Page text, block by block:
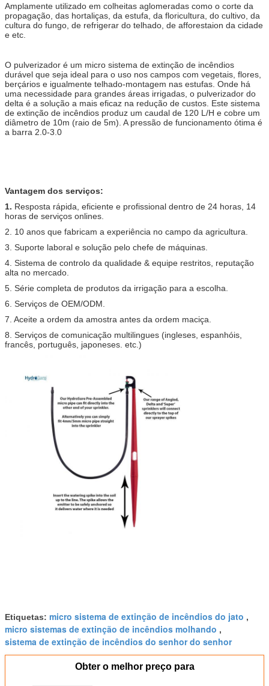
Amplamente utilizado em colheitas aglomeradas como o corte da
propagação, das hortaliças, da estufa, da floricultura, do cultivo, da
cultura do fungo, de refrigerar do telhado, de afforestaion da cidade
e etc.
O pulverizador é um micro sistema de extinção de incêndios
durável que seja ideal para o uso nos campos com vegetais, flores,
berçários e igualmente telhado-montagem nas estufas. Onde há
uma necessidade para grandes áreas irrigadas, o pulverizador do
delta é a solução a mais eficaz na redução de custos. Este sistema
de extinção de incêndios produz um caudal de 120 L/H e cobre um
diâmetro de 10m (raio de 5m). A pressão de funcionamento ótima é
a barra 2.0-3.0
Vantagem dos serviços:
1. Resposta rápida, eficiente e profissional dentro de 24 horas, 14
horas de serviços onlines.
2. 10 anos que fabricam a experiência no campo da agricultura.
3. Suporte laboral e solução pelo chefe de máquinas.
4. Sistema de controlo da qualidade & equipe restritos, reputação
alta no mercado.
5. Série completa de produtos da irrigação para a escolha.
6. Serviços de OEM/ODM.
7. Aceite a ordem da amostra antes da ordem maciça.
8. Serviços de comunicação multilingues (ingleses, espanhóis,
francês, português, japoneses. etc.)
Etiquetas: micro sistema de extinção de incêndios do jato ,
micro sistemas de extinção de incêndios molhando ,
sistema de extinção de incêndios do senhor do senhor
Obter o melhor preço para